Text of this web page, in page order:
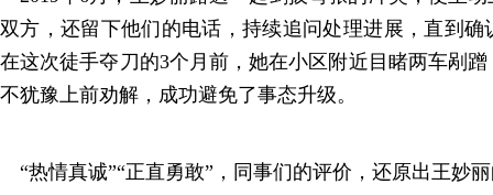
双方，还留下他们的电话，持续追问处理进展，直到
在这次徒手夺刀的3个月前，她在小区附近目睹两车剐
不犹豫上前劝解，成功避免了事态升级。
“热情真诚”“正直勇敢”，同事们的评价，还原出王妙